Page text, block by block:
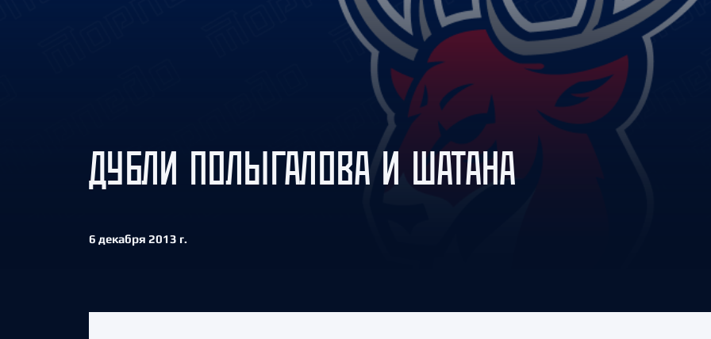
Амур
Барыс
Салават Юлаев
Сибирь
ДУБЛИ ПОЛЫГАЛОВА И ШАТАНА
6 декабря 2013 г.